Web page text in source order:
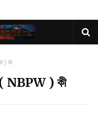
) কী
( NBPW ) কী